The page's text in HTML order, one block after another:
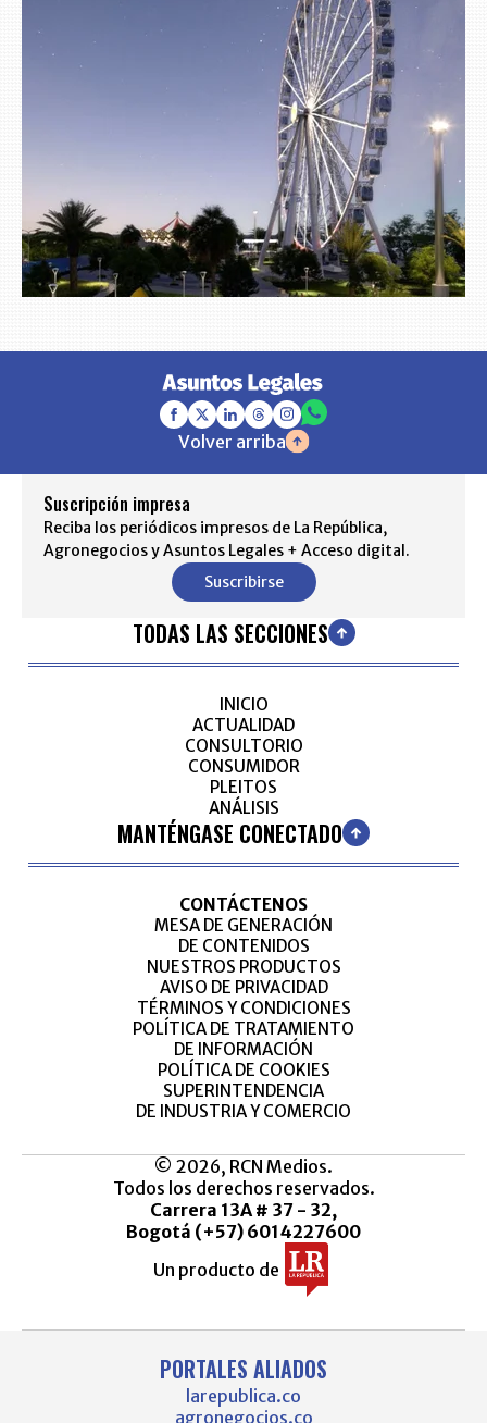
Volver arriba
Suscripción impresa
Reciba los periódicos impresos de La República,
Agronegocios y Asuntos Legales + Acceso digital.
Suscribirse
TODAS LAS SECCIONES
INICIO
ACTUALIDAD
CONSULTORIO
CONSUMIDOR
PLEITOS
ANÁLISIS
MANTÉNGASE CONECTADO
CONTÁCTENOS
MESA DE GENERACIÓN
DE CONTENIDOS
NUESTROS PRODUCTOS
AVISO DE PRIVACIDAD
TÉRMINOS Y CONDICIONES
POLÍTICA DE TRATAMIENTO
DE INFORMACIÓN
POLÍTICA DE COOKIES
SUPERINTENDENCIA
DE INDUSTRIA Y COMERCIO
© 2026, RCN Medios.
Todos los derechos reservados.
Carrera 13A # 37 - 32,
Bogotá (+57) 6014227600
Un producto de
PORTALES ALIADOS
larepublica.co
agronegocios.co